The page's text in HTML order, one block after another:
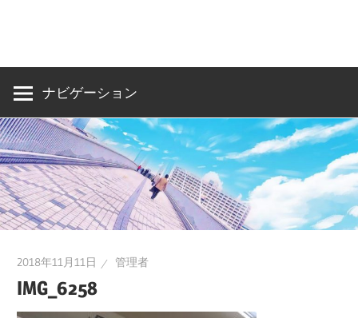
洲・
有
と
き
ど
き
お
～
ナビゲーション
2018年11月11日 管理者
IMG_6258